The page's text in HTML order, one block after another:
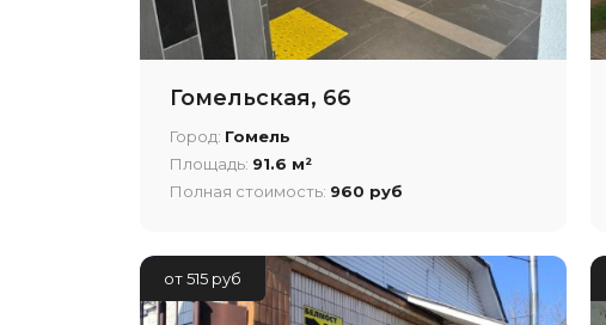
Гомельская, 66
Город: Гомель
Площадь: 91.6 м²
Полная стоимость: 960 руб
от 515 руб